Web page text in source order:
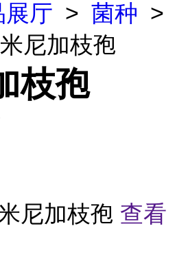
展厅 > 菌种 >
尼加枝孢
枝孢
尼加枝孢 查看